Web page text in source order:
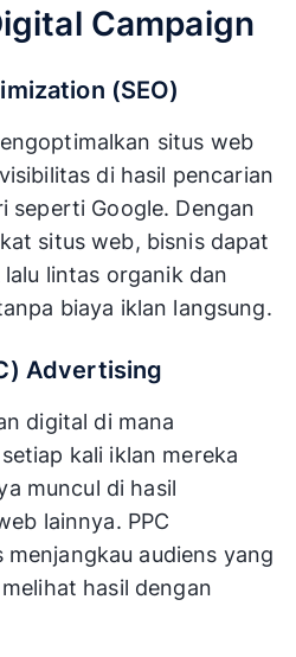
Campaign
(SEO)
situs web
di hasil pencarian
seperti Google. Dengan
situs web, bisnis dapat
lintas organik dan
biaya iklan langsung.
Advertising
digital di mana
kali iklan mereka
muncul di hasil
lainnya. PPC
audiens yang
hasil dengan